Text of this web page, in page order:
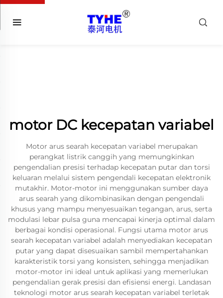
motor DC kecepatan variabel
Motor arus searah kecepatan variabel merupakan
perangkat listrik canggih yang memungkinkan
pengendalian presisi terhadap kecepatan putar dan torsi
keluaran melalui sistem pengendali kecepatan elektronik
mutakhir. Motor-motor ini menggunakan sumber daya
arus searah yang dikombinasikan dengan pengendali
khusus yang mampu menyesuaikan tegangan, arus, serta
modulasi lebar pulsa guna mencapai kinerja optimal dalam
berbagai kondisi operasional. Fungsi utama motor arus
searah kecepatan variabel adalah menyediakan kecepatan
putar yang dapat disesuaikan sambil mempertahankan
karakteristik torsi yang konsisten, sehingga menjadikan
motor-motor ini ideal untuk aplikasi yang memerlukan
pengendalian gerak presisi dan efisiensi energi. Landasan
teknologi motor arus searah kecepatan variabel terletak